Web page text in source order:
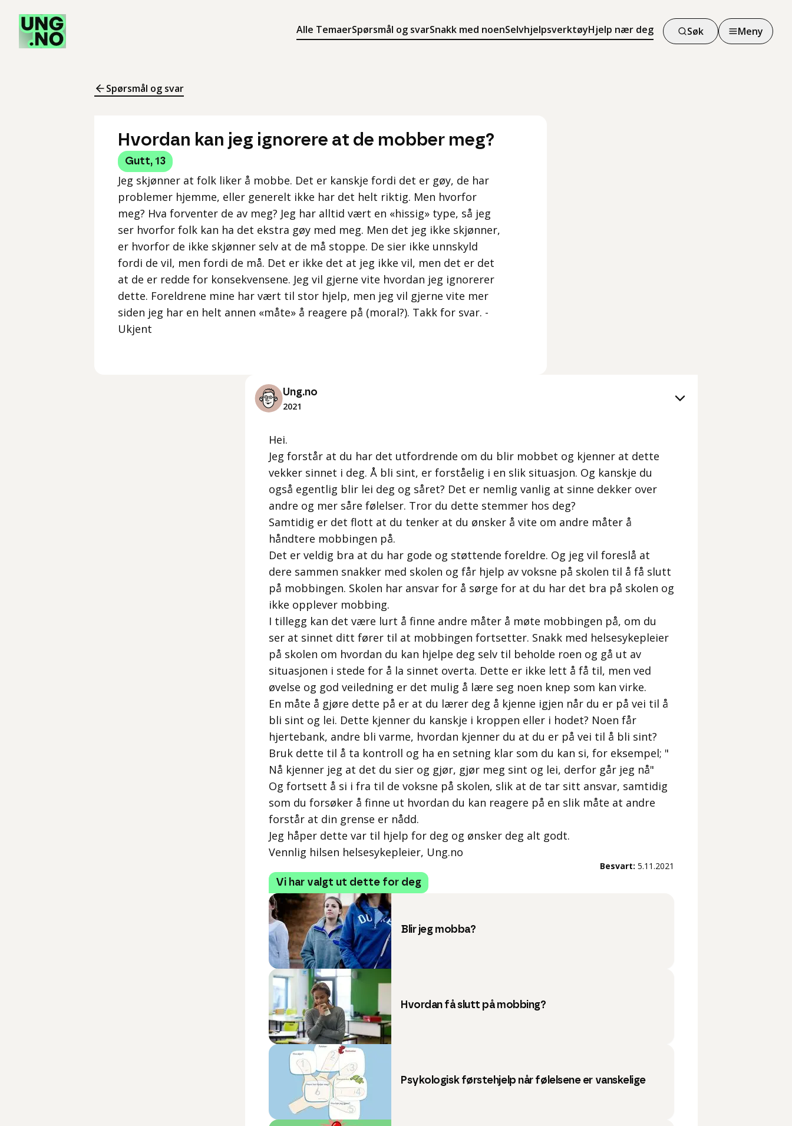
Alle TemaerSpørsmål og svarSnakk med noenSelvhjelpsverktøyHjelp nær deg
Søk
Søk
Meny
Meny
Spørsmål og svar
Hvordan kan jeg ignorere at de mobber meg?
Gutt, 13
Jeg skjønner at folk liker å mobbe. Det er kanskje fordi det er gøy, de har
problemer hjemme, eller generelt ikke har det helt riktig. Men hvorfor
meg? Hva forventer de av meg? Jeg har alltid vært en «hissig» type, så jeg
ser hvorfor folk kan ha det ekstra gøy med meg. Men det jeg ikke skjønner,
er hvorfor de ikke skjønner selv at de må stoppe. De sier ikke unnskyld
fordi de vil, men fordi de må. Det er ikke det at jeg ikke vil, men det er det
at de er redde for konsekvensene. Jeg vil gjerne vite hvordan jeg ignorerer
dette. Foreldrene mine har vært til stor hjelp, men jeg vil gjerne vite mer
siden jeg har en helt annen «måte» å reagere på (moral?). Takk for svar. -
Ukjent
Ung.no
2021
Hei.
Jeg forstår at du har det utfordrende om du blir mobbet og kjenner at dette
vekker sinnet i deg. Å bli sint, er forståelig i en slik situasjon. Og kanskje du
også egentlig blir lei deg og såret? Det er nemlig vanlig at sinne dekker over
andre og mer såre følelser. Tror du dette stemmer hos deg?
Samtidig er det flott at du tenker at du ønsker å vite om andre måter å
håndtere mobbingen på.
Det er veldig bra at du har gode og støttende foreldre. Og jeg vil foreslå at
dere sammen snakker med skolen og får hjelp av voksne på skolen til å få slutt
på mobbingen. Skolen har ansvar for å sørge for at du har det bra på skolen og
ikke opplever mobbing.
I tillegg kan det være lurt å finne andre måter å møte mobbingen på, om du
ser at sinnet ditt fører til at mobbingen fortsetter. Snakk med helsesykepleier
på skolen om hvordan du kan hjelpe deg selv til beholde roen og gå ut av
situasjonen i stede for å la sinnet overta. Dette er ikke lett å få til, men ved
øvelse og god veiledning er det mulig å lære seg noen knep som kan virke.
En måte å gjøre dette på er at du lærer deg å kjenne igjen når du er på vei til å
bli sint og lei. Dette kjenner du kanskje i kroppen eller i hodet? Noen får
hjertebank, andre bli varme, hvordan kjenner du at du er på vei til å bli sint?
Bruk dette til å ta kontroll og ha en setning klar som du kan si, for eksempel; "
Nå kjenner jeg at det du sier og gjør, gjør meg sint og lei, derfor går jeg nå"
Og fortsett å si i fra til de voksne på skolen, slik at de tar sitt ansvar, samtidig
som du forsøker å finne ut hvordan du kan reagere på en slik måte at andre
forstår at din grense er nådd.
Jeg håper dette var til hjelp for deg og ønsker deg alt godt.
Vennlig hilsen helsesykepleier, Ung.no
Besvart: 5.11.2021
Vi har valgt ut dette for deg
Blir jeg mobba?
Hvordan få slutt på mobbing?
Psykologisk førstehjelp når følelsene er vanskelige